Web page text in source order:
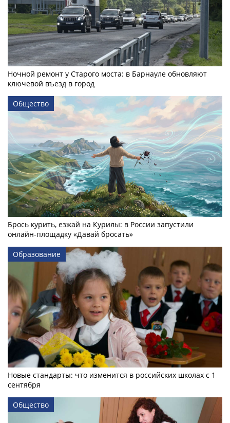
Ночной ремонт у Старого моста: в Барнауле обновляют
ключевой въезд в город
Общество
Брось курить, езжай на Курилы: в России запустили
онлайн-­площадку «Давай бросать»
Образование
Новые стандарты: что изменится в российских школах с 1
сентября
Общество